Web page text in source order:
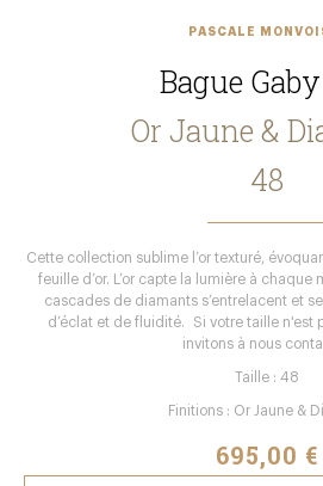
PASCALE
Bague
Or Jaune &
48
Cette collection sublime l’or texturé,
feuille d’or. L’or capte la lumière à
cascades de diamants s’entrelacent et
d’éclat et de fluidité. Si votre taille n'est
invitons à nous
Taille : 48
Finitions : Or Jaune &
695,00 €